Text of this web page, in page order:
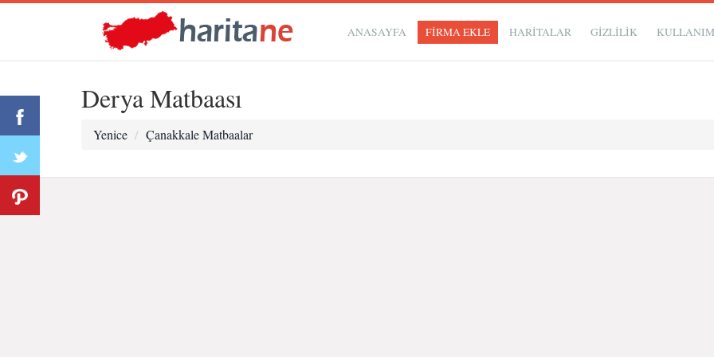
ANASAYFA FİRMA EKLE HARİTALAR GIZLILIK
Derya Matbaası
Yenice Çanakkale Matbaalar